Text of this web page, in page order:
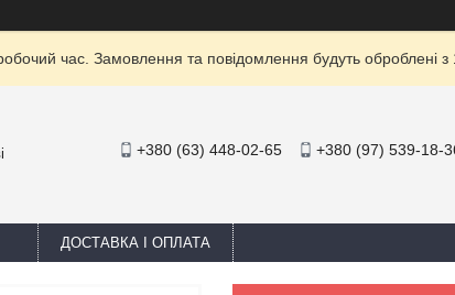
час. Замовлення та повідомлення будуть оброблені
+380 (63) 448-02-65 +380 (97) 539-18-
ДОСТАВКА І ОПЛАТА